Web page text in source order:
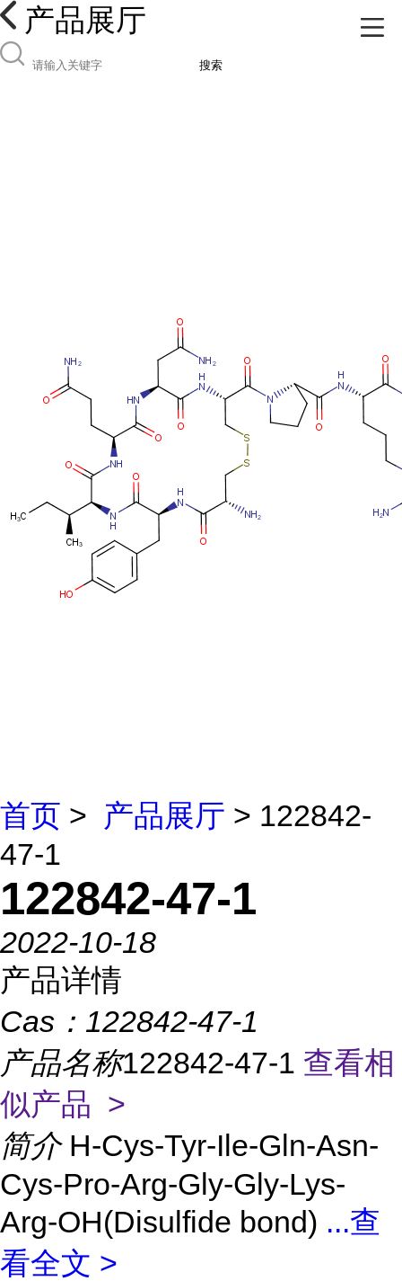
产品展厅
搜索
首页 > 产品展厅 > 122842-
47-1
122842-47-1
2022-10-18
产品详情
Cas： 122842-47-1
产品名称122842-47-1 查看相
似产品 >
简介 H-Cys-Tyr-Ile-Gln-Asn-
Cys-Pro-Arg-Gly-Gly-Lys-
Arg-OH(Disulfide bond) ...查
看全文 >